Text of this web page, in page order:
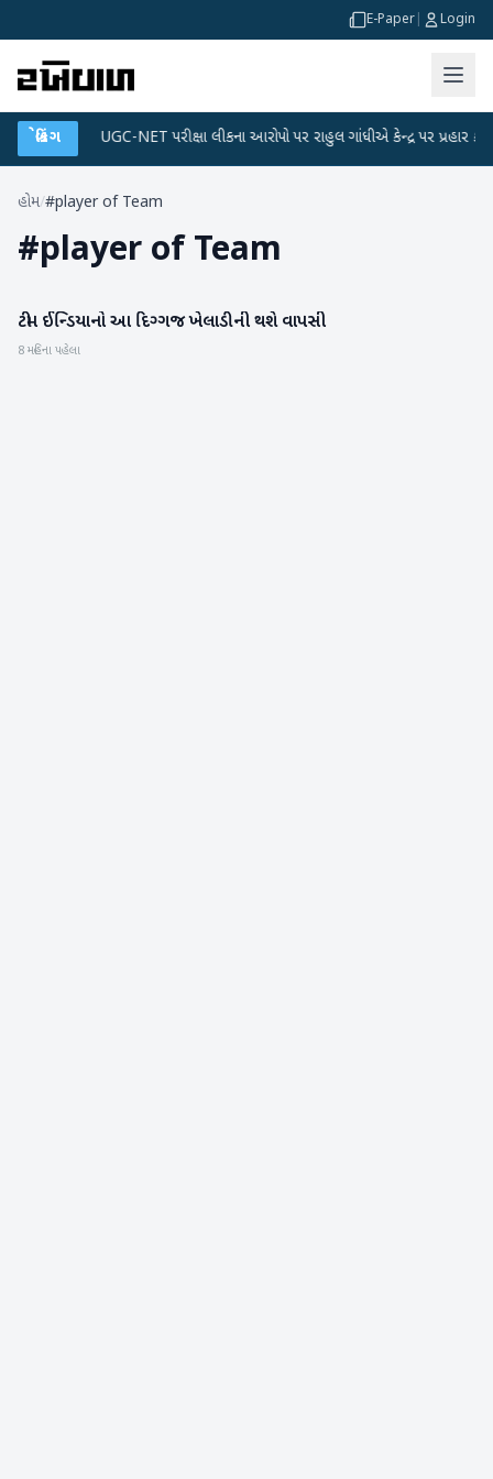
E-Paper Login
બ્રેકિંગ
પ્લાન ● UGC-NET પરીક્ષા લીકના આરોપો પર રાહુલ ગાંધીએ કેન્દ્ર પર પ્રહાર કર્યા
હોમ/#player of Team
#player of Team
રમતગમત
ટીમ ઈન્ડિયાનો આ દિગ્ગજ ખેલાડીની થશે વાપસી
8 મહિના પહેલા